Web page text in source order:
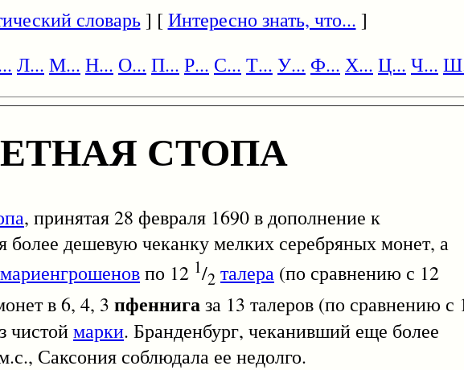
словарь] [Интересно знать, что... ]
Л... М... Н... О... П... Р... С... Т... У... Ф... Х... Ц... Ч...
СТОПА
, принятая 28 февраля 1690 в дополнение к
более дешевую чеканку мелких серебряных монет, а
мариенгрошеновпо 12 1/2 талера (по сравнению с 12
в 6, 4, 3 пфеннигаза 13 талеров (по сравнению с
чистоймарки. Бранденбург, чеканивший еще более
Саксония соблюдала ее недолго.